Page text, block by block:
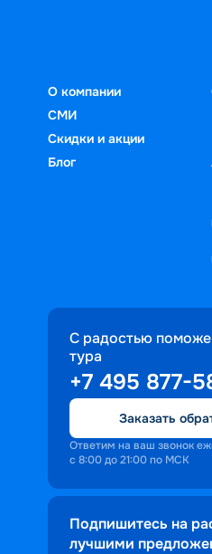
О компании
СМИ
Скидки и акции
Блог
С радостью
тура
+7 495 877-
Заказать
Ответим на ваш звонок
с 8:00 до 21:00 по МСК
Подпишитесь на
лучшими